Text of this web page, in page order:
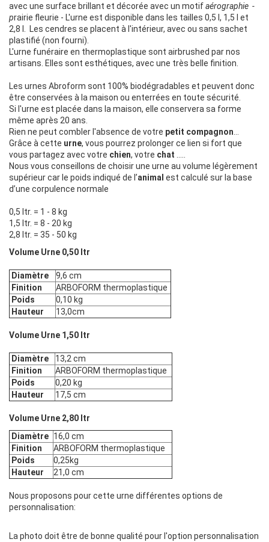
avec une surface brillant et décorée avec un motifaérographie -
prairie fleurie - L'urne est disponible dans les tailles 0,5 l, 1,5 l et
2,8 l. Les cendres se placent à l'intérieur, avec ou sans sachet
plastifié (non fourni).
L'urne funéraire en thermoplastique sont airbrushed par nos
artisans. Elles sont esthétiques, avec une très belle finition.
Les urnes Abroform sont 100% biodégradables et peuvent donc
être conservées à la maison ou enterrées en toute sécurité.
Si l'urne est placée dans la maison, elle conservera sa forme
même après 20 ans.
Rien ne peut combler l'absence de votre petit compagnon
Grâce à cette urne, vous pourrez prolonger ce lien si fort que
vous partagez avec votre chien, votre chat
Nous vous conseillons de choisir une urne au volume légèrement
supérieur car le poids indiqué de l’animal est calculé sur la base
d’une corpulence normale
0,5 ltr. = 1 - 8 kg
1,5 ltr. = 8 - 20 kg
2,8 ltr. = 35 - 50 kg
Volume Urne 0,50 ltr
Diamètre
9,6 cm
Finition
ARBOFORM thermoplastique
Poids
0,10 kg
Hauteur
13,0cm
Volume Urne 1,50 ltr
Diamètre
13,2 cm
Finition
ARBOFORM thermoplastique
Poids
0,20 kg
Hauteur
17,5 cm
Volume Urne 2,80 ltr
Diamètre 16,0 cm
Finition
ARBOFORM thermoplastique
Poids
0,25kg
Hauteur
21,0 cm
Nous proposons pour cette urne différentes options de
personnalisation:
La photo doit être de bonne qualité pour l'option personnalisation